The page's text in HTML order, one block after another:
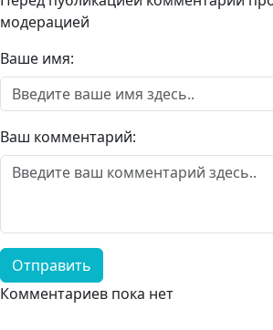
модерацией
Ваше имя:
Ваш комментарий:
Отправить
Комментариев пока нет